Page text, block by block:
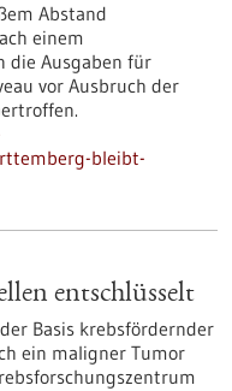
Abstand
einem
die Ausgaben für
vor Ausbruch der
bleibt-
entschlüsselt
Basis krebsfördernder
ein maligner Tumor